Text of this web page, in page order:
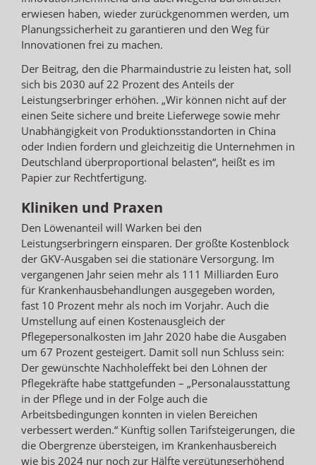
erwiesen haben, wieder zurückgenommen werden, um
Planungssicherheit zu garantieren und den Weg für
Innovationen frei zu machen.
Der Beitrag, den die Pharmaindustrie zu leisten hat, soll
sich bis 2030 auf 22 Prozent des Anteils der
Leistungserbringer erhöhen. „Wir können nicht auf der
einen Seite sichere und breite Lieferwege sowie mehr
Unabhängigkeit von Produktionsstandorten in China
oder Indien fordern und gleichzeitig die Unternehmen in
Deutschland überproportional belasten“, heißt es im
Papier zur Rechtfertigung.
Kliniken und Praxen
Den Löwenanteil will Warken bei den
Leistungserbringern einsparen. Der größte Kostenblock
der GKV-Ausgaben sei die stationäre Versorgung. Im
vergangenen Jahr seien mehr als 111 Milliarden Euro
für Krankenhausbehandlungen ausgegeben worden,
fast 10 Prozent mehr als noch im Vorjahr. Auch die
Umstellung auf einen Kostenausgleich der
Pflegepersonalkosten im Jahr 2020 habe die Ausgaben
um 67 Prozent gesteigert. Damit soll nun Schluss sein:
Der gewünschte Nachholeffekt bei den Löhnen der
Pflegekräfte habe stattgefunden – „Personalausstattung
in der Pflege und in der Folge auch die
Arbeitsbedingungen konnten in vielen Bereichen
verbessert werden.“ Künftig sollen Tarifsteigerungen, die
die Obergrenze übersteigen, im Krankenhausbereich
wie bis 2024 nur noch zur Hälfte vergütungserhöhend